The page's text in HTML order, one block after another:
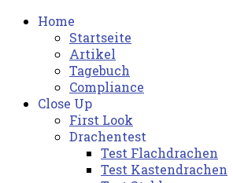
Home
Startseite
Artikel
Tagebuch
Compliance
Close Up
First Look
Drachentest
Test Flachdrachen
Test Kastendrachen